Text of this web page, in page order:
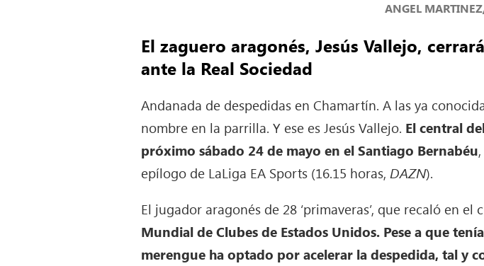
ANGEL
El zaguero aragonés, Jesús Vallejo,
ante la Real Sociedad
Andanada de despedidas en Chamartín. A las ya
nombre en la parrilla. Y ese es Jesús Vallejo. El central
próximo sábado 24 de mayo en el Santiago Bernabéu
epílogo de LaLiga EA Sports (16.15 horas, DAZN).
El jugador aragonés de 28 ‘primaveras’, que recaló en
Mundial de Clubes de Estados Unidos. Pese a que
merengue ha optado por acelerar la despedida, tal y